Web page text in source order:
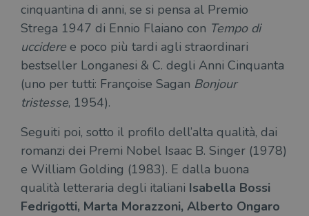
cinquantina di anni, se si pensa al Premio
Strega 1947 di Ennio Flaiano con Tempo di
uccidere e poco più tardi agli straordinari
bestseller Longanesi & C. degli Anni Cinquanta
(uno per tutti: Françoise Sagan Bonjour
tristesse, 1954).
Seguiti poi, sotto il profilo dell’alta qualità, dai
romanzi dei Premi Nobel Isaac B. Singer (1978)
e William Golding (1983). E dalla buona
qualità letteraria degli italiani Isabella Bossi
Fedrigotti, Marta Morazzoni, Alberto Ongaro